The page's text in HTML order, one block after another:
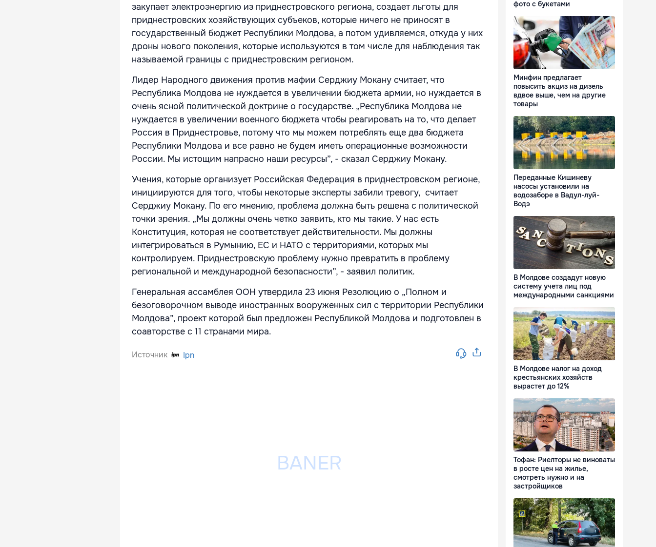
закупает электроэнергию из приднестровского региона, создает льготы для
приднестровских хозяйствующих субъеков, которые ничего не приносят в
государственный бюджет Республики Молдова, а потом удивляемся, откуда у них
дроны нового поколения, которые используются в том числе для наблюдения так
называемой границы с приднестровским регионом.
Лидер Народного движения против мафии Серджиу Мокану считает, что
Республика Молдова не нуждается в увеличении бюджета армии, но нуждается в
очень ясной политической доктрине о государстве. „Республика Молдова не
нуждается в увеличении военного бюджета чтобы реагировать на то, что делает
Россия в Приднестровье, потому что мы можем потреблять еще два бюджета
Республики Молдова и все равно не будем иметь операционные возможности
России. Мы истощим напрасно наши ресурсы”, - сказал Серджиу Мокану.
Учения, которые организует Российская Федерация в приднестровском регионе,
инициируются для того, чтобы некоторые эксперты забили тревогу, считает
Серджиу Мокану. По его мнению, проблема должна быть решена с политической
точки зрения. „Мы должны очень четко заявить, кто мы такие. У нас есть
Конституция, которая не соответствует действительности. Мы должны
интегрироваться в Румынию, ЕС и НАТО с территориями, которых мы
контролируем. Приднестровскую проблему нужно превратить в проблему
региональной и международной безопасности”, - заявил политик.
Генеральная ассамблея ООН утвердила 23 июня Резолюцию о „Полном и
безоговорочном выводе иностранных вооруженных сил с территории Республики
Молдова”, проект которой был предложен Республикой Молдова и подготовлен в
соавторстве с 11 странами мира.
Источник Ipn
фото с букетами
Минфин предлагает
повысить акциз на дизель
вдвое выше, чем на другие
товары
Переданные Кишиневу
насосы установили на
водозаборе в Вадул-луй-
Водэ
В Молдове создадут новую
систему учета лиц под
международными санкциями
В Молдове налог на доход
крестьянских хозяйств
вырастет до 12%
Тофан: Риелторы не виноваты
в росте цен на жилье,
смотреть нужно и на
застройщиков